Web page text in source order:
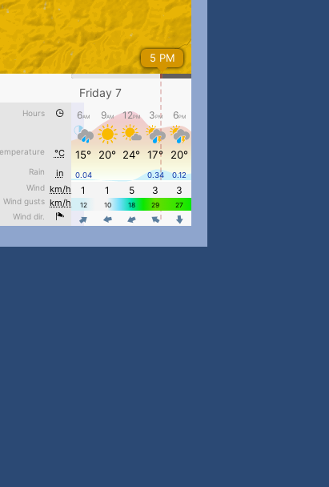
#PipIvanToday #PipIvanWeather
...
pimrec_project